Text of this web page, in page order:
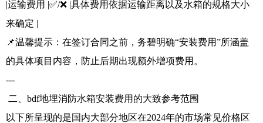
|运输费用 |✅/❌ |具体费用依据运输距离以及水箱的规格大小
来确定 |
📌温馨提示：在签订合同之前，务碧明确“安装费用”所涵盖
的具体项目内容，防止后期出现额外增项费用。
---
二、bdf地埋消防水箱安装费用的大致参考范围
以下所呈现的是国内大部分地区在2024年的市场常见价格区